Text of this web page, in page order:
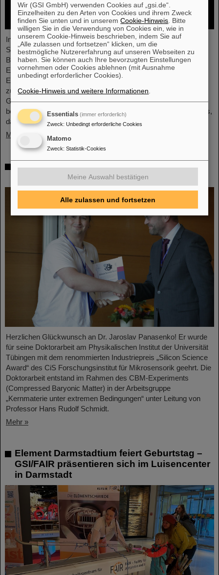
In der vor Kurzem abgeschlossenen ersten
Schwerionenbetriebszeit des LHC in fünf Jahren war es Zeit für
Blei-Ionen beschleunigt zu werden und Kollisionen für die
Experimente zu liefern. Die Kerne kollidierten bei einer erhöhten
Energie von 5,36 TeV pro Nukleonpaar (verglichen mit 5,02 TeV
zuvor) mit einer Rate von bis zu 50 kHz – mehr als eine
Größenordnung über der bisher erreichten. Die Arbeiten
beinhalteten den Neustart des verbesserten ALICE-Experiments,
das erfolgreich Daten nehmen konnte.
Mehr »
„Silicon Science Award“ für CBM-
Doktorarbeit
Herzlichen Glückwunsch an Dr. Jaroslav Panasenko! Er wurde
für seine Doktorarbeit am Physikalischen Institut der Universität
Tübingen mit dem renommierten Industriepreis „Silicon Science
Award“ des CiS Forschungsinstitut für Mikrosensorik geehrt. Die
Doktorarbeit entstand im Rahmen des CBM-Experiments
(Compressed Baryonic Matter) in der Arbeitsgruppe
„Kernmaterie unter extremen Bedingungen“ unter Leitung von
Professor Hans Rudolf Schmidt.
Mehr »
Element Darmstadtium feiert Geburtstag –
GSI/FAIR präsentieren sich im Luisencenter
in Darmstadt
Wir (GSI GmbH) verwenden Cookies auf „gsi.de“.
Einzelheiten zu den Arten von Cookies und ihrem Zweck
finden Sie unten und in unseremCookie-Hinweis . Bitte
willigen Sie in die Verwendung von Cookies ein, wie in
unserem Cookie-Hinweis beschrieben, indem Sie auf
„Alle zulassen und fortsetzen“ klicken, um die
bestmögliche Nutzererfahrung auf unseren Webseiten zu
haben. Sie können auch Ihre bevorzugten Einstellungen
vornehmen oder Cookies ablehnen (mit Ausnahme
unbedingt erforderlicher Cookies).
Cookie-Hinweis und weitere Informationen
Essentials (immer erforderlich)
Zweck: Unbedingt erforderliche Cookies
Matomo
Zweck: Statistik-Cookies
Meine Auswahl bestätigen
Alle zulassen und fortsetzen